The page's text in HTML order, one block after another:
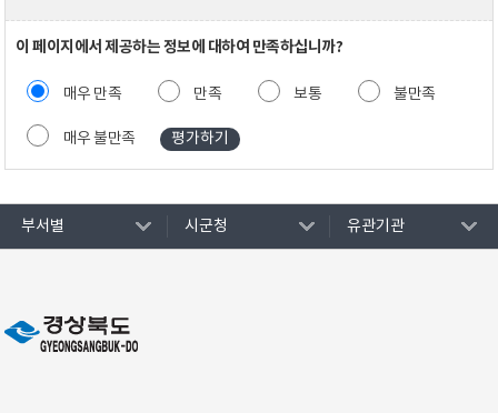
이 페이지에서 제공하는 정보에 대하여 만족하십니까?
매우 만족 만족 보통 불만족
매우 불만족
부서별 시군청 유관기관